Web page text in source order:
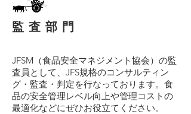
監査部門
JFSM（食品安全マネジメント協会）の監
査員として、JFS規格のコンサルティン
グ・監査・判定を行なっております。食
品の安全管理レベル向上や管理コストの
最適化などにぜひお役立てください。